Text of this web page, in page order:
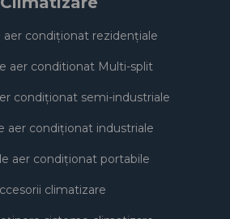
aer condiționat rezidențiale
aer conditionat Multi-split
condiționat semi-industriale
aer condiționat industriale
aer condiționat portabile
climatizare